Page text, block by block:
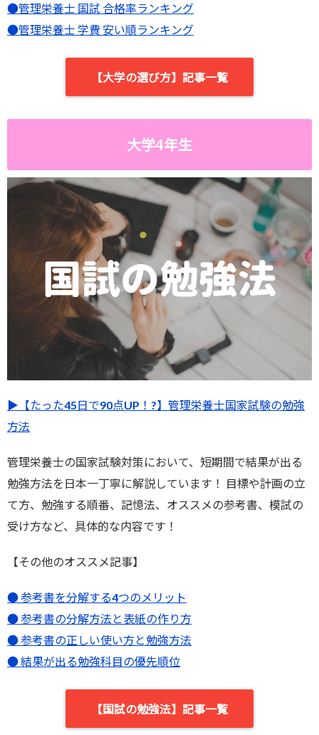
●管理栄養士 国試 合格率ランキング
●管理栄養士 学費 安い順ランキング
【大学の選び方】記事一覧
大学4年生
▶︎【たった45日で90点UP！?】管理栄養士国家試験の勉強
方法
管理栄養士の国家試験対策において、短期間で結果が出る
勉強方法を日本一丁寧に解説しています！ 目標や計画の立
て方、勉強する順番、記憶法、オススメの参考書、模試の
受け方など、具体的な内容です！
【その他のオススメ記事】
● 参考書を分解する4つのメリット
● 参考書の分解方法と表紙の作り方
● 参考書の正しい使い方と勉強方法
● 結果が出る勉強科目の優先順位
【国試の勉強法】記事一覧